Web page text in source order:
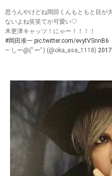
思うんやけどね岡田くんもともと目が
ないよね笑笑てか可愛い♡
木更津キャッツ！にゃー！！！！
#岡田准一 pic.twitter.com/evytVSnnB6
— しー@(ﾟーﾟ) (@oka_asa_1118)